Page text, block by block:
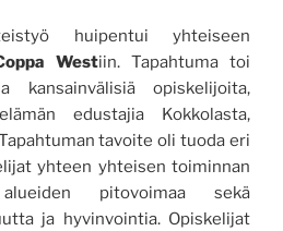
huipentui yhteiseen
Westiin. Tapahtuma toi
kansainvälisiä opiskelijoita,
edustajia Kokkolasta,
tavoite oli tuoda eri
yhteen yhteisen toiminnan
pitovoimaa sekä
ja hyvinvointia. Opiskelijat